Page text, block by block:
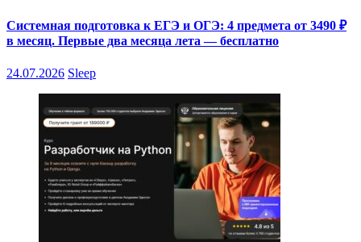
Системная подготовка к ЕГЭ и ОГЭ: 4 предмета от 3490 ₽
в месяц. Первые два месяца лета — бесплатно
24.07.2026 Sleep